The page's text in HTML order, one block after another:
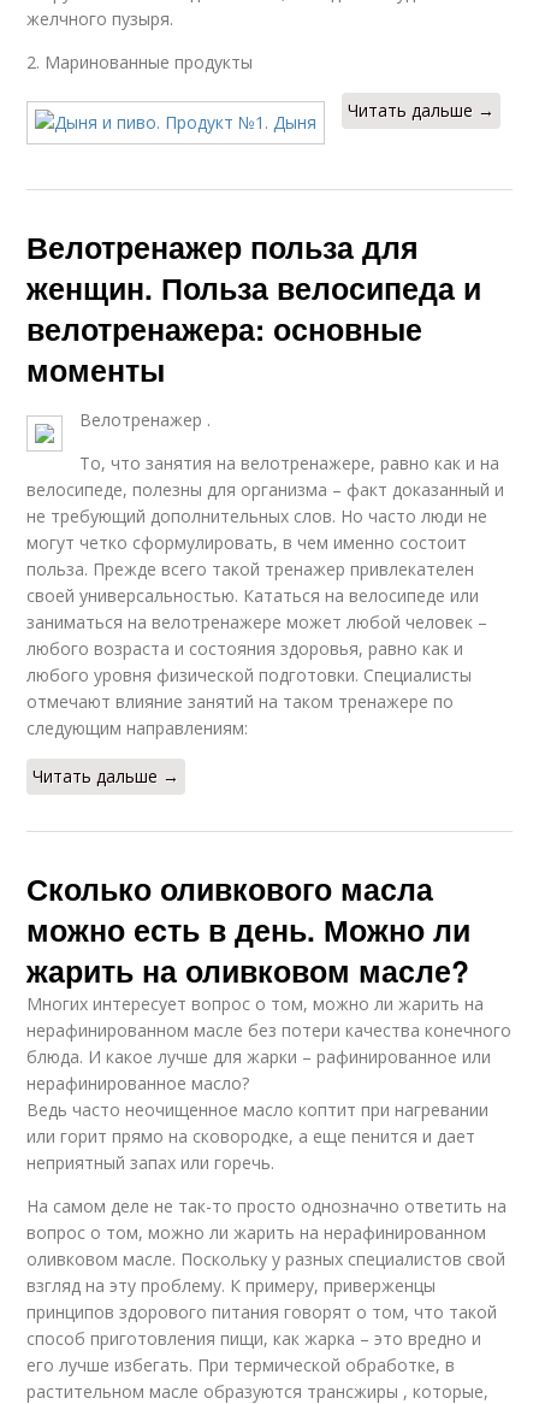
желчного пузыря.
2. Маринованные продукты
Читать дальше →
Велотренажер польза для
женщин. Польза велосипеда и
велотренажера: основные
моменты
Велотренажер .
То, что занятия на велотренажере, равно как и на
велосипеде, полезны для организма – факт доказанный и
не требующий дополнительных слов. Но часто люди не
могут четко сформулировать, в чем именно состоит
польза. Прежде всего такой тренажер привлекателен
своей универсальностью. Кататься на велосипеде или
заниматься на велотренажере может любой человек –
любого возраста и состояния здоровья, равно как и
любого уровня физической подготовки. Специалисты
отмечают влияние занятий на таком тренажере по
следующим направлениям:
Читать дальше →
Сколько оливкового масла
можно есть в день. Можно ли
жарить на оливковом масле?
Многих интересует вопрос о том, можно ли жарить на
нерафинированном масле без потери качества конечного
блюда. И какое лучше для жарки – рафинированное или
нерафинированное масло?
Ведь часто неочищенное масло коптит при нагревании
или горит прямо на сковородке, а еще пенится и дает
неприятный запах или горечь.
На самом деле не так-то просто однозначно ответить на
вопрос о том, можно ли жарить на нерафинированном
оливковом масле. Поскольку у разных специалистов свой
взгляд на эту проблему. К примеру, приверженцы
принципов здорового питания говорят о том, что такой
способ приготовления пищи, как жарка – это вредно и
его лучше избегать. При термической обработке, в
растительном масле образуются трансжиры , которые,